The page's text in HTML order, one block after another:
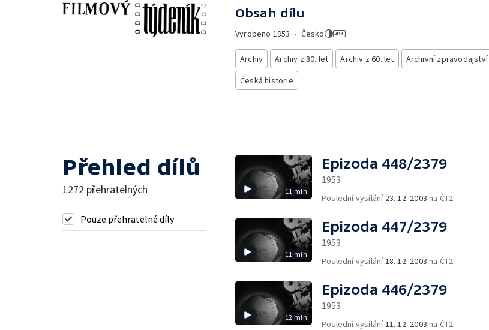
Obsah dílu
Vyrobeno 1953 • Česko
Archiv Archiv z 80. let Archiv z 60. let Archivní zpravodajství
Česká historie
Přehled dílů
1272 přehratelných
Pouze přehratelné díly
11 min
Epizoda 448/2379
1953
Poslední vysílání 23. 12. 2003 na ČT2
11 min
Epizoda 447/2379
1953
Poslední vysílání 18. 12. 2003 na ČT2
12 min
Epizoda 446/2379
1953
Poslední vysílání 11. 12. 2003 na ČT2